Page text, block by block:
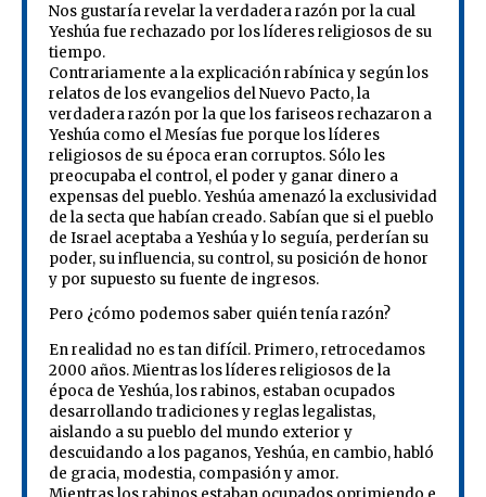
Nos gustaría revelar la verdadera razón por la cual
Yeshúa fue rechazado por los líderes religiosos de su
tiempo.
Contrariamente a la explicación rabínica y según los
relatos de los evangelios del Nuevo Pacto, la
verdadera razón por la que los fariseos rechazaron a
Yeshúa como el Mesías fue porque los líderes
religiosos de su época eran corruptos. Sólo les
preocupaba el control, el poder y ganar dinero a
expensas del pueblo. Yeshúa amenazó la exclusividad
de la secta que habían creado. Sabían que si el pueblo
de Israel aceptaba a Yeshúa y lo seguía, perderían su
poder, su influencia, su control, su posición de honor
y por supuesto su fuente de ingresos.
Pero ¿cómo podemos saber quién tenía razón?
En realidad no es tan difícil. Primero, retrocedamos
2000 años. Mientras los líderes religiosos de la
época de Yeshúa, los rabinos, estaban ocupados
desarrollando tradiciones y reglas legalistas,
aislando a su pueblo del mundo exterior y
descuidando a los paganos, Yeshúa, en cambio, habló
de gracia, modestia, compasión y amor.